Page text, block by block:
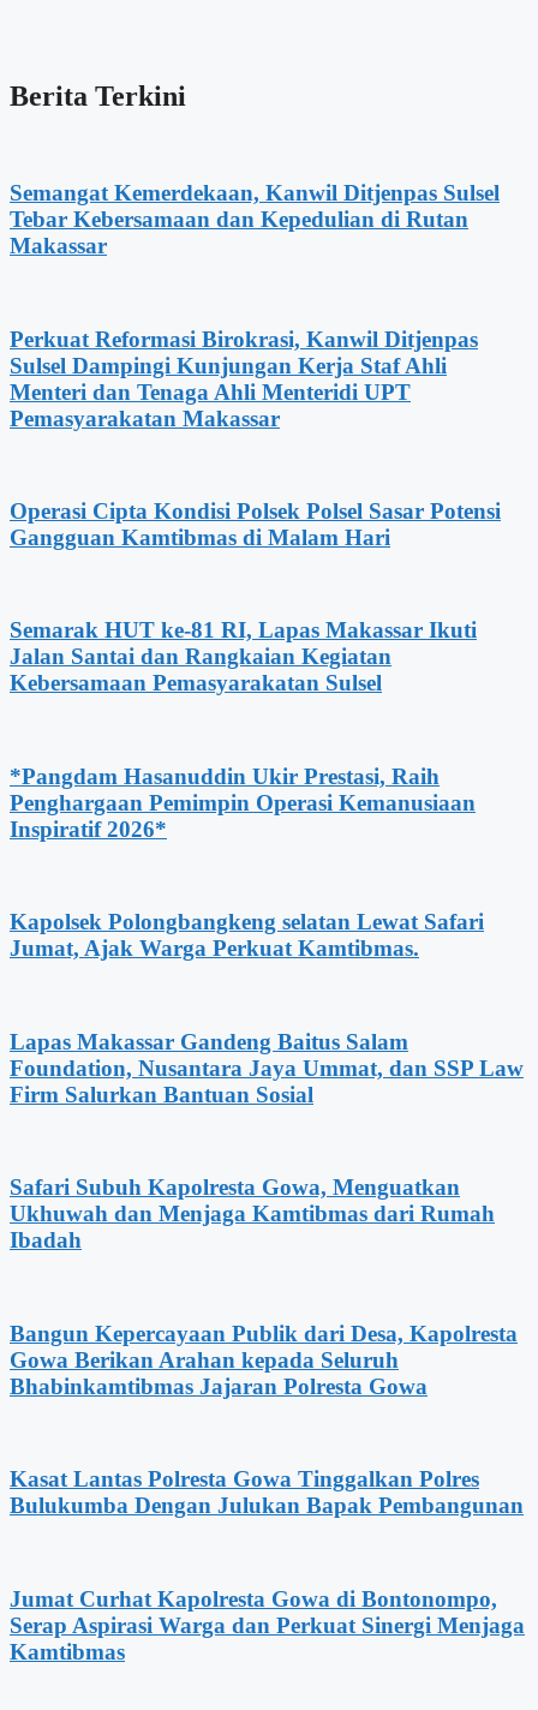
Berita Terkini
Semangat Kemerdekaan, Kanwil Ditjenpas Sulsel
Tebar Kebersamaan dan Kepedulian di Rutan
Makassar
Perkuat Reformasi Birokrasi, Kanwil Ditjenpas
Sulsel Dampingi Kunjungan Kerja Staf Ahli
Menteri dan Tenaga Ahli Menteridi UPT
Pemasyarakatan Makassar
Operasi Cipta Kondisi Polsek Polsel Sasar Potensi
Gangguan Kamtibmas di Malam Hari
Semarak HUT ke-81 RI, Lapas Makassar Ikuti
Jalan Santai dan Rangkaian Kegiatan
Kebersamaan Pemasyarakatan Sulsel
*Pangdam Hasanuddin Ukir Prestasi, Raih
Penghargaan Pemimpin Operasi Kemanusiaan
Inspiratif 2026*
Kapolsek Polongbangkeng selatan Lewat Safari
Jumat, Ajak Warga Perkuat Kamtibmas.
Lapas Makassar Gandeng Baitus Salam
Foundation, Nusantara Jaya Ummat, dan SSP Law
Firm Salurkan Bantuan Sosial
Safari Subuh Kapolresta Gowa, Menguatkan
Ukhuwah dan Menjaga Kamtibmas dari Rumah
Ibadah
Bangun Kepercayaan Publik dari Desa, Kapolresta
Gowa Berikan Arahan kepada Seluruh
Bhabinkamtibmas Jajaran Polresta Gowa
Kasat Lantas Polresta Gowa Tinggalkan Polres
Bulukumba Dengan Julukan Bapak Pembangunan
Jumat Curhat Kapolresta Gowa di Bontonompo,
Serap Aspirasi Warga dan Perkuat Sinergi Menjaga
Kamtibmas